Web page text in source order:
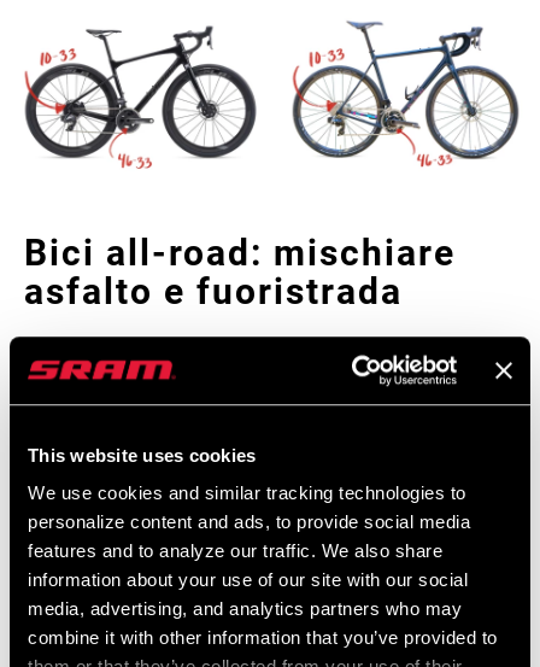
This website uses cookies
We use cookies and similar tracking technologies to
personalize content and ads, to provide social media
features and to analyze our traffic. We also share
information about your use of our site with our social
media, advertising, and analytics partners who may
combine it with other information that you’ve provided to
Bici all-road: mischiare
asfalto e fuoristrada
cosa? D’accordo, non proprio tutto, ma siamo fortunati a vivere in
un periodo storico che offre una vasta scelta di bici che sono
vasta gamma di situazioni ha necessariamente bisogno di
un’altrettanto versatile trasmissione, e una doppia corona eTap
AXS con 46-33 denti insieme a una cassetta 10-33 riesce a coprire
Cynthia Frazer
Intelligentsia
, ha fatto tutta la stagione con gli stessi rapporti.
“Pedalo una Open UP, è la mia bici principale. Dalle mie parti ci